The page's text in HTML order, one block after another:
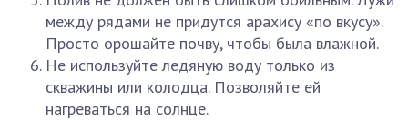
между рядами не придутся арахису «по вкусу».
Просто орошайте почву, чтобы была влажной.
Не используйте ледяную воду только из
скважины или колодца. Позволяйте ей
нагреваться на солнце.